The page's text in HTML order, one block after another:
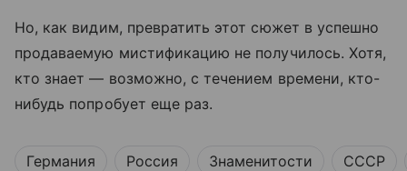
Но, как видим, превратить этот сюжет в успешно
продаваемую мистификацию не получилось. Хотя,
кто знает — возможно, с течением времени, кто-
нибудь попробует еще раз.
Германия Россия Знаменитости СССР